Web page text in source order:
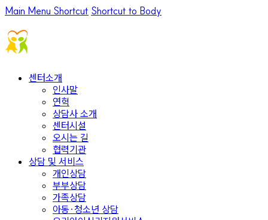
Main Menu Shortcut Shortcut to Body
센터소개
인사말
연혁
상담사 소개
센터시설
오시는 길
협력기관
상담 및 서비스
개인상담
부부상담
가족상담
아동·청소년 상담